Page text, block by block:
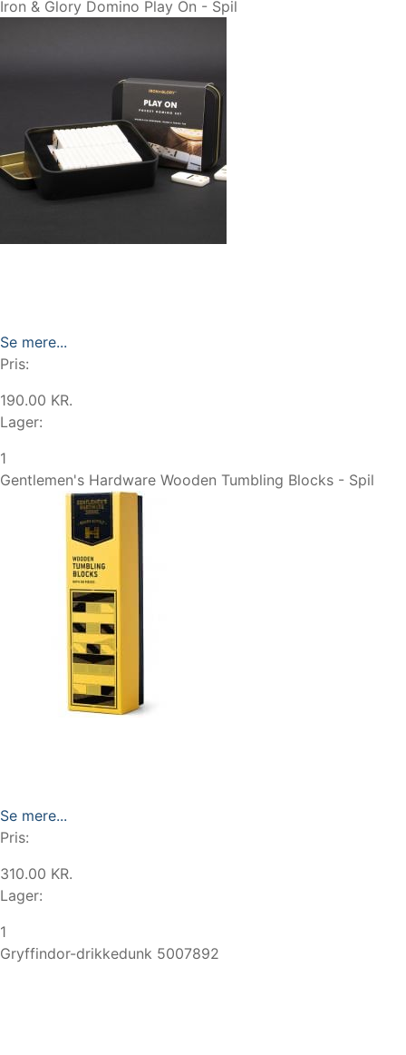
Iron & Glory Domino Play On - Spil
Se mere...
Pris:
190.00 KR.
Lager:
1
Gentlemen's Hardware Wooden Tumbling Blocks - Spil
Se mere...
Pris:
310.00 KR.
Lager:
1
Gryffindor-drikkedunk 5007892